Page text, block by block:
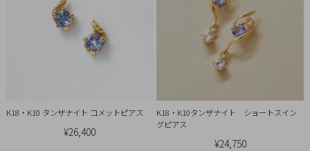
K18・K10 タンザナイト コメットピアス
¥26,400
K18・K10タンザナイト ショートスイン
グピアス
¥24,750